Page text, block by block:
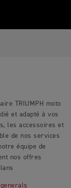
TRIUMPH moto
et adapté à vos
les accessoires et
de nos services
équipe de
nos offres